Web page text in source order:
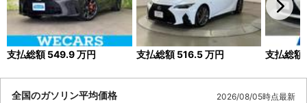
支払総額 549.9万円 支払総額 516.5万円 支払総額
全国のガソリン平均価格 2026/08/05時点最新